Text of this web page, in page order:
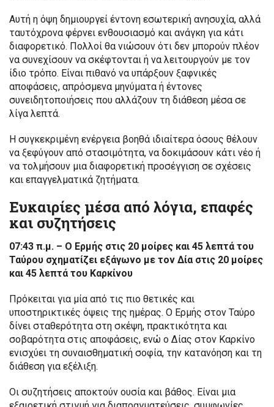
Αυτή η όψη δημιουργεί έντονη εσωτερική ανησυχία, αλλά
ταυτόχρονα φέρνει ενθουσιασμό και ανάγκη για κάτι
διαφορετικό. Πολλοί θα νιώσουν ότι δεν μπορούν πλέον
να συνεχίσουν να σκέφτονται ή να λειτουργούν με τον
ίδιο τρόπο. Είναι πιθανό να υπάρξουν ξαφνικές
αποφάσεις, απρόσμενα μηνύματα ή έντονες
συνειδητοποιήσεις που αλλάζουν τη διάθεση μέσα σε
λίγα λεπτά.
Η συγκεκριμένη ενέργεια βοηθά ιδιαίτερα όσους θέλουν
να ξεφύγουν από στασιμότητα, να δοκιμάσουν κάτι νέο ή
να τολμήσουν μια διαφορετική προσέγγιση σε σχέσεις
και επαγγελματικά ζητήματα.
Ευκαιρίες μέσα από λόγια, επαφές
και συζητήσεις
07:43 π.μ. – Ο Ερμής στις 20 μοίρες και 45 λεπτά του
Ταύρου σχηματίζει εξάγωνο με τον Δία στις 20 μοίρες
και 45 λεπτά του Καρκίνου
Πρόκειται για μία από τις πιο θετικές και
υποστηρικτικές όψεις της ημέρας. Ο Ερμής στον Ταύρο
δίνει σταθερότητα στη σκέψη, πρακτικότητα και
σοβαρότητα στις αποφάσεις, ενώ ο Δίας στον Καρκίνο
ενισχύει τη συναισθηματική σοφία, την κατανόηση και τη
διάθεση για εξέλιξη.
Οι συζητήσεις αποκτούν ουσία και βάθος. Είναι μια